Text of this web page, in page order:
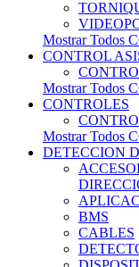
Mostrar Todos
CONTROL
Mostrar Todos
CONTROLES
Mostrar Todos
DETECCION
BMS
CABLES